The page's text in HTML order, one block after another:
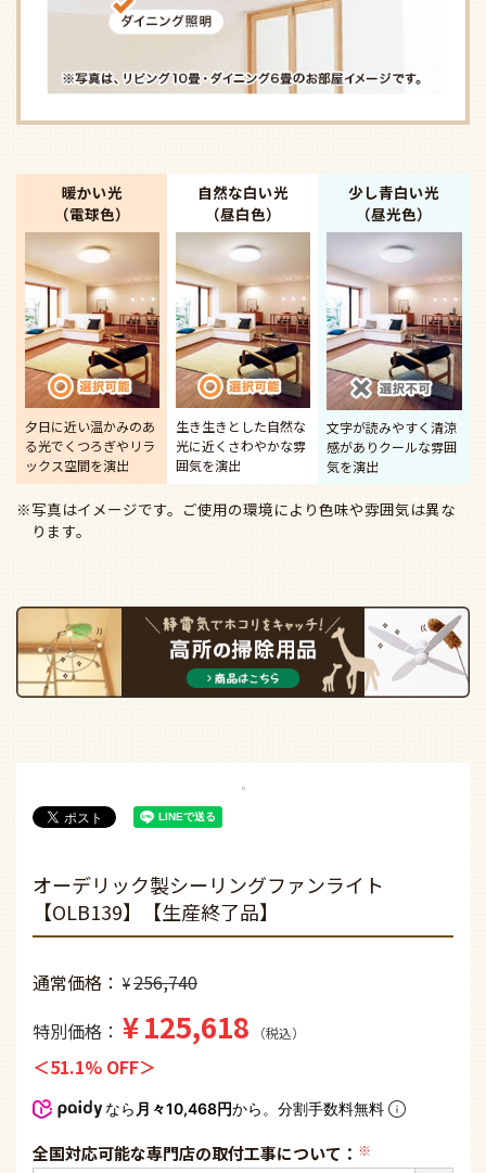
暖かい光
（電球色）
夕日に近い温かみのあ
る光でくつろぎやリラ
ックス空間を演出
自然な白い光
（昼白色）
生き生きとした自然な
光に近く さわやかな雰
囲気を演出
少し青白い光
（昼光色）
文字が読みやすく清涼
感がありクールな雰囲
気を演出
※写真はイメージです。ご使用の環境により色味や雰囲気は異な
ります。